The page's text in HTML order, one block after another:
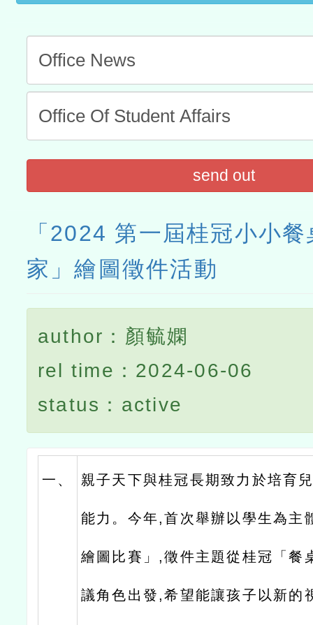
send out
「2024 第一屆桂冠小小
家」繪圖徵件活動
author：顏毓嫻
rel time：2024-06-06
status：active
一、 親子天下與桂冠長期致力於培育
能力。今年,首次舉辦以學生為主
繪圖比賽」,徵件主題從桂冠「餐
議角色出發,希望能讓孩子以新的